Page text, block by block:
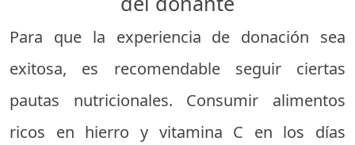
Para que la experiencia de donación sea
exitosa, es recomendable seguir ciertas
pautas nutricionales. Consumir alimentos
ricos en hierro y vitamina C en los días